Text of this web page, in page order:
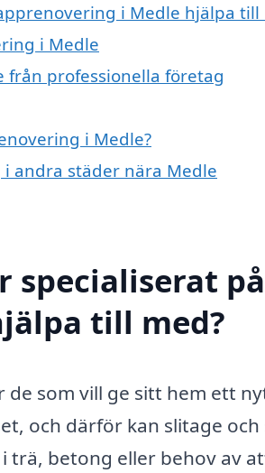
i Medle hjälpa till
i Medle
professionella företag
i Medle?
andra städer nära Medle
specialiserat på
till med?
som vill ge sitt hem ett
och därför kan slitage och
betong eller behov av